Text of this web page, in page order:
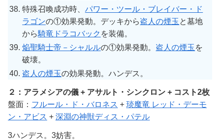
特殊召喚成功時、パワー・ツール・ブレイバー・ド
ラゴンの①効果発動。デッキから盗人の煙玉 と墓地
から騎竜ドラコバック を装備。
焔聖騎士帝－シャルルの①効果発動。 盗人の煙玉 を
破壊。
盗人の煙玉の効果発動。ハンデス。
２：アラメシアの儀 + アサルト・シンクロン + コスト2枚
盤面： フルール・ド・バロネス + 琰魔竜 レッド・デーモ
ン・アビス + 深淵の神獣ディス・パテル
3ハンデス。3妨害。